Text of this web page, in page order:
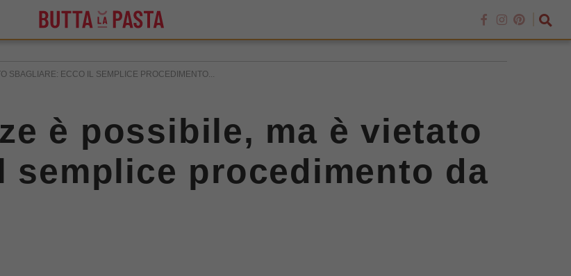
SBAGLIARE: ECCO IL SEMPLICE PROCEDIMENTO...
è possibile, ma è vietato
semplice procedimento da